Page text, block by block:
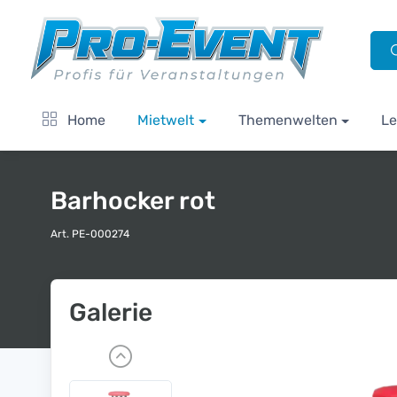
Home Mietwelt Themenwelten
Barhocker rot
Art. PE-000274
Galerie
P
r